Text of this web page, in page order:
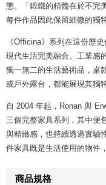
態。「鍛鐵的精髓在於不完
每件作品因此保留細微的獨
《Officina》系列在這份歷
現代生活完美融合。工業感
獨一無二的生活藝術品，桌
或戶外露台，都能展現其獨
自 2004 年起，Ronan 與
三個完整家具系列，其中便
與精緻感，也持續透過實驗
件家具既是生活使用的物件
商品規格